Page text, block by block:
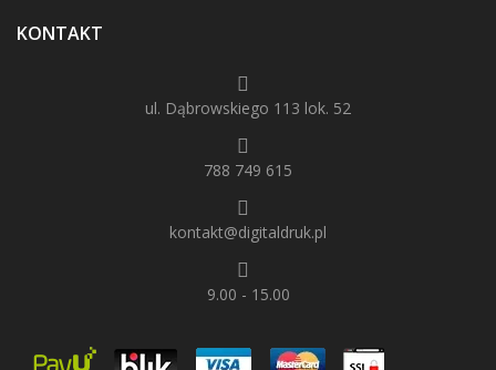
KONTAKT
ul. Dąbrowskiego 113 lok. 52
788 749 615
kontakt@digitaldruk.pl
9.00 - 15.00